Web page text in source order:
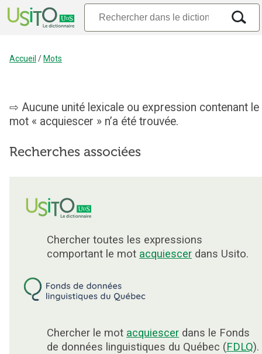
Accueil / Mots
Aucune unité lexicale ou expression contenant le
mot « acquiescer » n’a été trouvée.
Recherches associées
Chercher toutes les expressions
comportant le mot acquiescer dans Usito.
Chercher le mot acquiescer dans le Fonds
de données linguistiques du Québec (FDLQ).